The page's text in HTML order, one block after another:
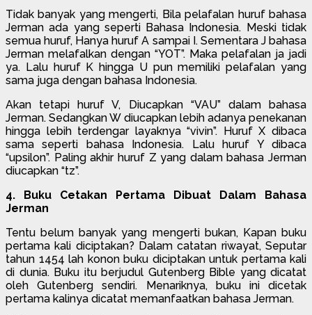
Tidak banyak yang mengerti, Bila pelafalan huruf bahasa
Jerman ada yang seperti Bahasa Indonesia. Meski tidak
semua huruf, Hanya huruf A sampai I. Sementara J bahasa
Jerman melafalkan dengan “YOT”. Maka pelafalan ja jadi
ya. Lalu huruf K hingga U pun memiliki pelafalan yang
sama juga dengan bahasa Indonesia.
Akan tetapi huruf V, Diucapkan “VAU” dalam bahasa
Jerman. Sedangkan W diucapkan lebih adanya penekanan
hingga lebih terdengar layaknya “vivin”. Huruf X dibaca
sama seperti bahasa Indonesia. Lalu huruf Y dibaca
“upsilon”. Paling akhir huruf Z yang dalam bahasa Jerman
diucapkan “tz”.
4. Buku Cetakan Pertama Dibuat Dalam Bahasa
Jerman
Tentu belum banyak yang mengerti bukan, Kapan buku
pertama kali diciptakan? Dalam catatan riwayat, Seputar
tahun 1454 lah konon buku diciptakan untuk pertama kali
di dunia. Buku itu berjudul Gutenberg Bible yang dicatat
oleh Gutenberg sendiri. Menariknya, buku ini dicetak
pertama kalinya dicatat memanfaatkan bahasa Jerman.